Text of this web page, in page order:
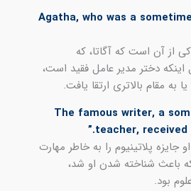
4. “Agatha, who was a
از آن است که آگاتا، که
دختر مدیر عامل فقید است،
مقام بالاتری ارتقا یافت.
5. “The famous writer, a
teacher, received
جایزه پلاتینیوم را به خاطر مهارت
باعث شناخته شدن او شد،
بود.